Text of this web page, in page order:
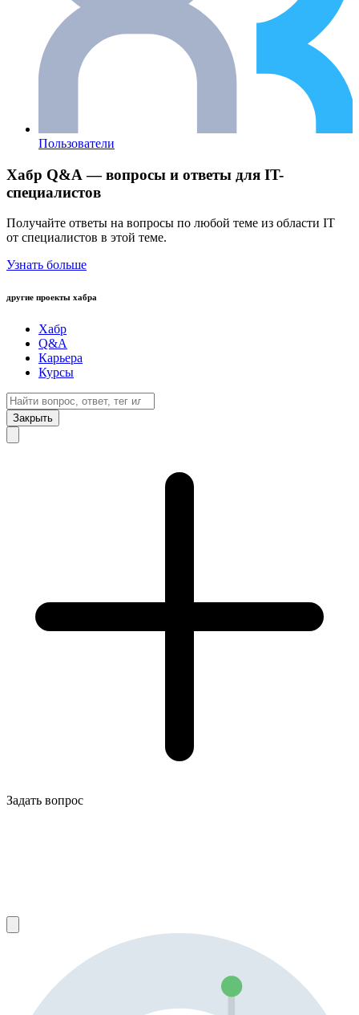
Пользователи
Хабр Q&A — вопросы и ответы для IT-
специалистов
Получайте ответы на вопросы по любой теме из области IT
от специалистов в этой теме.
Узнать больше
другие проекты хабра
Хабр
Q&A
Карьера
Курсы
Закрыть
Задать вопрос